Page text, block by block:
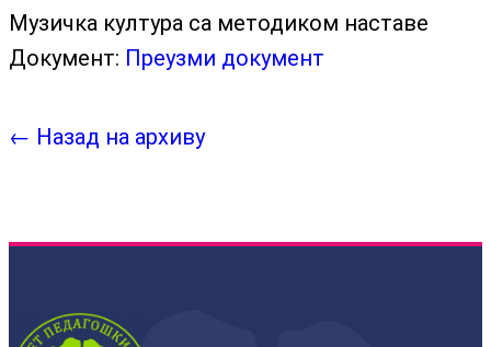
Музичка култура са методиком наставе
Документ: Преузми документ
← Назад на архиву